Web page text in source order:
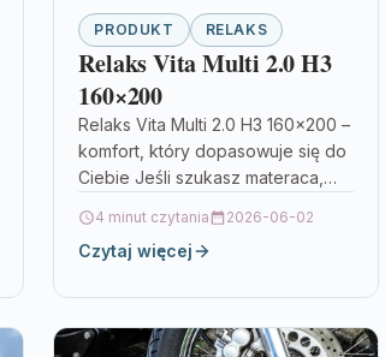
PRODUKT RELAKS
Relaks Vita Multi 2.0 H3
160×200
Relaks Vita Multi 2.0 H3 160×200 –
komfort, który dopasowuje się do
Ciebie Jeśli szukasz materaca,
ale przede wszystkim…
4 minut czytania 2026-06-02
Czytaj więcej